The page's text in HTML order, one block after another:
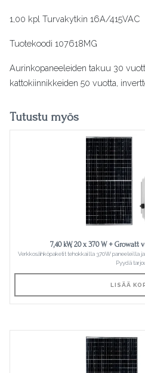
1,00 kpl Turvakytkin 16A/415VAC
Tuotekoodi 107618MG
Aurinkopaneeleiden takuu 30
kattokiinnikkeiden 50 vuotta,
Tutustu myös
7,40 kW, 20 x 370 W +
Verkkosähköpaketit tehokkailla 370W paneeleilla
Pyydä
LISÄÄ